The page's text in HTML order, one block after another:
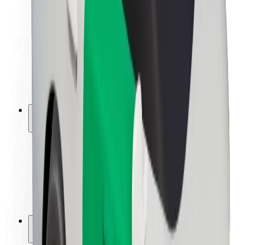
ინვესტორებთან ურთიერთობა
ლიდერობა
ბრენდი
მედია
ურბანული ფონდი
უსაფრთხოება
მგზავრების უსაფრთხოება
მძღოლების უსაფრთხოება
სკუტერის უსაფრთხოება
უსაფრთხოება
ქალაქები